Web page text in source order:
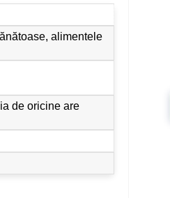
alimentele
de oricine are